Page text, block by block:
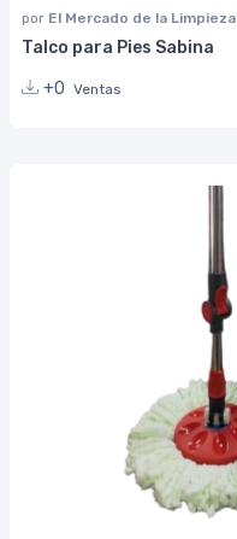
por El Mercado de la Limpieza
Talco para Pies Sabina
+0 Ventas